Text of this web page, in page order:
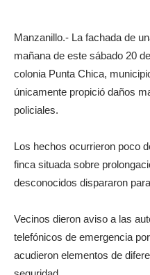
Manzanillo.- La fachada de
mañana de este sábado 20
colonia Punta Chica,
únicamente propició daños
policiales.
Los hechos ocurrieron poco
finca situada sobre
desconocidos dispararon
Vecinos dieron aviso a las
telefónicos de emergencia
acudieron elementos de